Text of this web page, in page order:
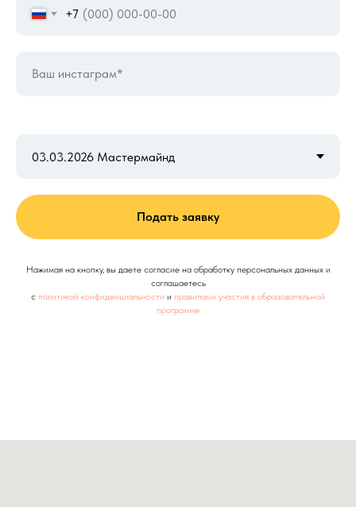
+7
Ваш инстаграм*
Подать заявку
Нажимая на кнопку, вы даете согласие на обработку персональных данных и
соглашаетесь
c политикой конфиденциальности и правилами участия в образовательной
программе